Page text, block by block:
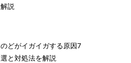
解説
のどがイガイガする原因7
選と対処法を解説